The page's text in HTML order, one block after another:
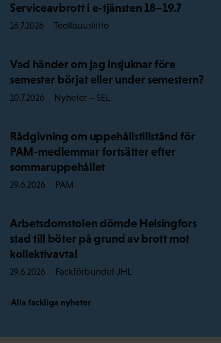
Serviceavbrott i e-tjänsten 18–19.7
16.7.2026 Teollisuusliitto
Vad händer om jag insjuknar före
semester börjat eller under semestern?
10.7.2026 Nyheter – SEL
Rådgivning om uppehållstillstånd för
PAM-medlemmar fortsätter efter
sommaruppehållet
29.6.2026 PAM
Arbetsdomstolen dömde Helsingfors
stad till böter på grund av brott mot
kollektivavtal
29.6.2026 Fackförbundet JHL
Alla fackliga nyheter